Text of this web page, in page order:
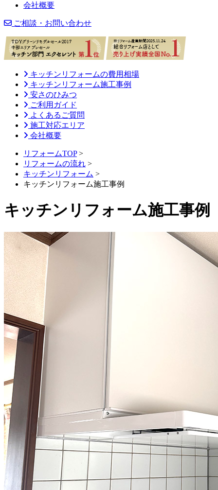
会社概要
ご相談・お問い合わせ
キッチンリフォームの費用相場
キッチンリフォーム施工事例
安さのひみつ
ご利用ガイド
よくあるご質問
施工対応エリア
会社概要
リフォームTOP>
リフォームの流れ >
キッチンリフォーム >
キッチンリフォーム施工事例
キッチンリフォーム施工事例